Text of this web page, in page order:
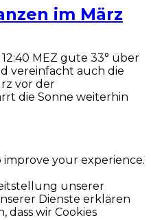
im März
MEZ gute 33° über
vereinfacht auch die
vor der
die Sonne weiterhin
improve your experience.
unserer
Dienste erklären
dass wir Cookies